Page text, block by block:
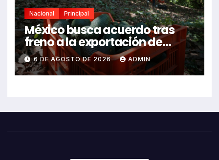
Nacional Principal
México busca acuerdo tras
freno a la exportación de
aguacate michoacano
6 DE AGOSTO DE 2026 ADMIN